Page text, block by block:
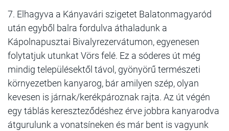
7. Elhagyva a Kányavári szigetet Balatonmagyaród
után egyből balra fordulva áthaladunk a
Kápolnapusztai Bivalyrezervátumon, egyenesen
folytatjuk utunkat Vörs felé. Ez a sóderes út még
mindig településektől távol, gyönyörű természeti
környezetben kanyarog, bár amilyen szép, olyan
kevesen is járnak/kerékpároznak rajta. Az út végén
egy táblás kereszteződéshez érve jobbra kanyarodva
átgurulunk a vonatsíneken és már bent is vagyunk